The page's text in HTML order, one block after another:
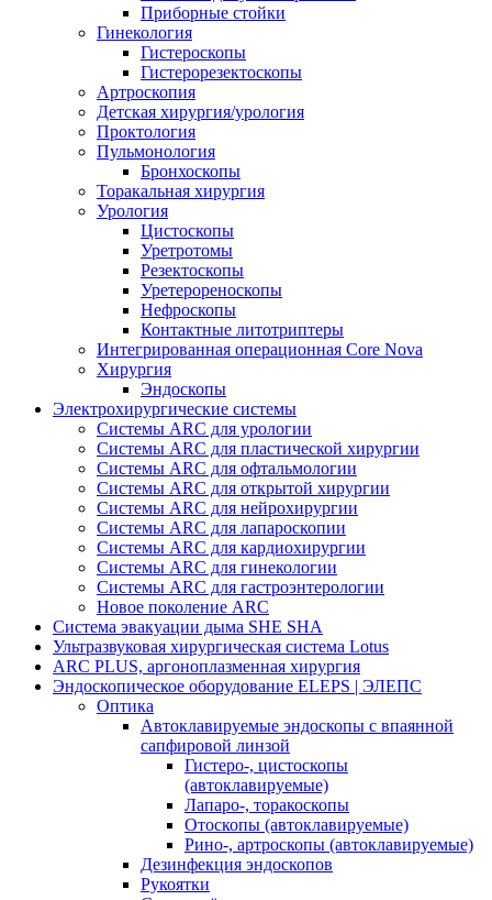
Приборные стойки
Гинекология
Гистероскопы
Гистерорезектоскопы
Артроскопия
Детская хирургия/урология
Проктология
Пульмонология
Бронхоскопы
Торакальная хирургия
Урология
Цистоскопы
Уретротомы
Резектоскопы
Уретерореноскопы
Нефроскопы
Контактные литотриптеры
Интегрированная операционная Core Nova
Хирургия
Эндоскопы
Электрохирургические системы
Системы ARC для урологии
Системы ARC для пластической хирургии
Системы ARC для офтальмологии
Системы ARC для открытой хирургии
Системы ARC для нейрохирургии
Системы ARC для лапароскопии
Системы ARC для кардиохирургии
Системы ARC для гинекологии
Системы ARC для гастроэнтерологии
Новое поколение ARC
Система эвакуации дыма SHE SHA
Ультразвуковая хирургическая система Lotus
ARC PLUS, аргоноплазменная хирургия
Эндоскопическое оборудование ELEPS | ЭЛЕПС
Оптика
Автоклавируемые эндоскопы с впаянной
сапфировой линзой
Гистеро-, цистоскопы
(автоклавируемые)
Лапаро-, торакоскопы
Отоскопы (автоклавируемые)
Рино-, артроскопы (автоклавируемые)
Дезинфекция эндоскопов
Рукоятки